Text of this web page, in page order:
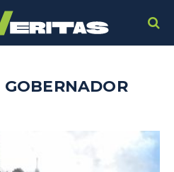
GOBERNADOR